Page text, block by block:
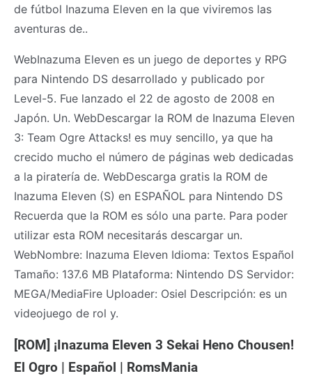
de fútbol Inazuma Eleven en la que viviremos las
aventuras de..
WebInazuma Eleven es un juego de deportes y RPG
para Nintendo DS desarrollado y publicado por
Level-5. Fue lanzado el 22 de agosto de 2008 en
Japón. Un. WebDescargar la ROM de Inazuma Eleven
3: Team Ogre Attacks! es muy sencillo, ya que ha
crecido mucho el número de páginas web dedicadas
a la piratería de. WebDescarga gratis la ROM de
Inazuma Eleven (S) en ESPAÑOL para Nintendo DS
Recuerda que la ROM es sólo una parte. Para poder
utilizar esta ROM necesitarás descargar un.
WebNombre: Inazuma Eleven Idioma: Textos Español
Tamaño: 137.6 MB Plataforma: Nintendo DS Servidor:
MEGA/MediaFire Uploader: Osiel Descripción: es un
videojuego de rol y.
[ROM] ¡Inazuma Eleven 3 Sekai Heno Chousen!
El Ogro | Español | RomsMania